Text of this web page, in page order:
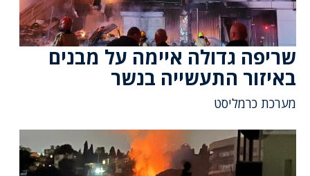
שריפה גדולה איימה על מבנים
באיזור התעשייה בנשר
מערכת כרמליסט